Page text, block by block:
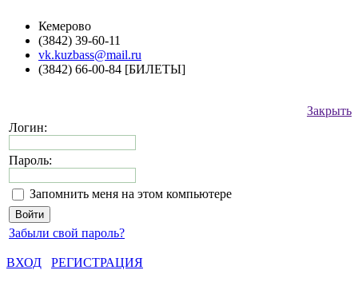
Кемерово
(3842) 39-60-11
vk.kuzbass@mail.ru
(3842) 66-00-84 [БИЛЕТЫ]
Закрыть
Логин:
Пароль:
Запомнить меня на этом компьютере
Забыли свой пароль?
ВХОД
РЕГИСТРАЦИЯ